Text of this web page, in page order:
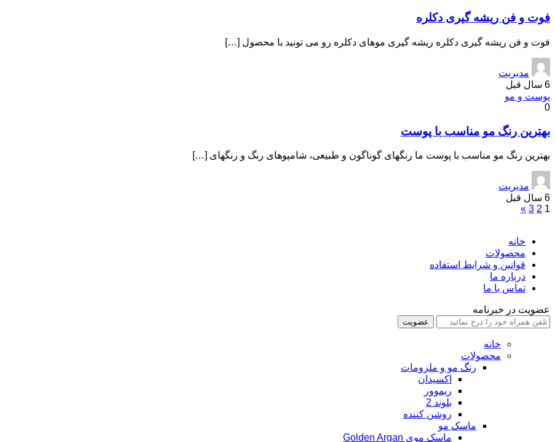
فوت و فن ریشه گیری دکلره
فوت و فن ریشه گیری دکلره ریشه گیری موهای دکلره رو می تونید با محصول […]
مدیریت
6 سال قبل
پوست و مو
0
بهترین رنگ مو مناسب با پوست
بهترین رنگ مو مناسب با پوست ما رنگهای گوناگون و طبیعی، شامپوهای رنگ و رنگهای […]
مدیریت
6 سال قبل
1
2
3
»
خانه
محصولات
قوانین و شرایط استفاده
درباره ما
تماس با ما
عضویت در خبرنامه
عضویت
خانه
محصولات
رنگ مو و ملزومات
اکسیدان
ریموور
بلوند 2
روشن کننده
ماسک مو
ماسک موی Golden Argan